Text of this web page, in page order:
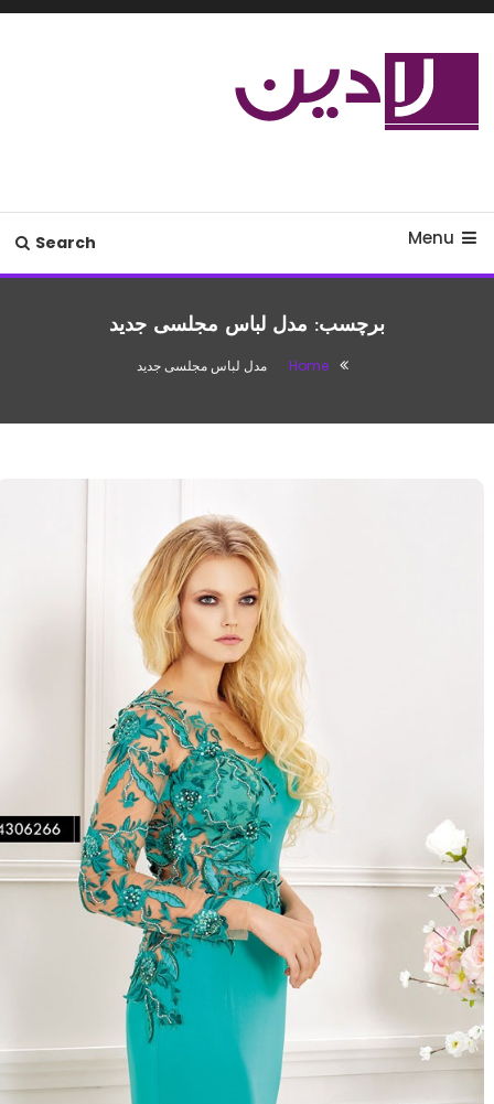
Skip
Menu
Search
برچسب: مدل لباس مجلسی جدید
Home مدل لباس مجلسی جدید